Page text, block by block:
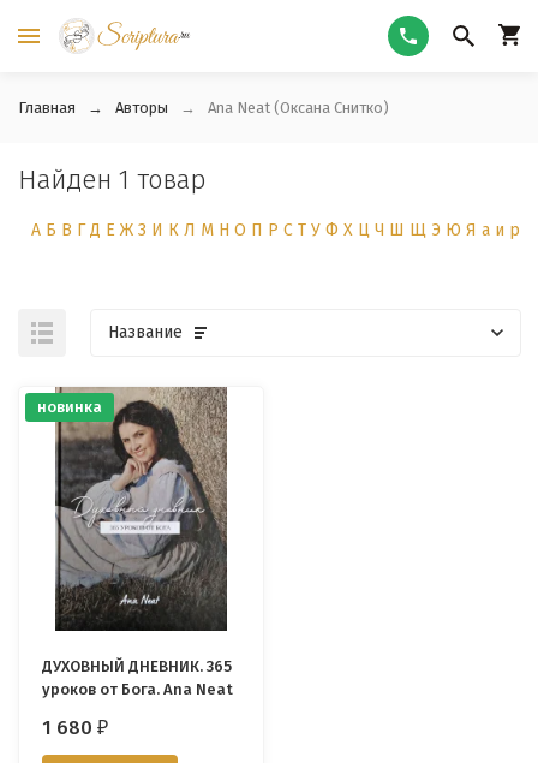
Главная Авторы Ana Neat (Оксана Снитко)
Найден 1 товар
А Б В Г Д Е Ж З И К Л М Н О П Р С Т У Ф Х Ц Ч Ш Щ Э Ю Я а и р
Название
новинка
ДУХОВНЫЙ ДНЕВНИК. 365
уроков от Бога. Ana Neat
1 680₽